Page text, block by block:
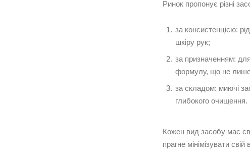
Ринок пропонує різні
за консистенцією:
шкіру рук;
за призначенням:
формулу, що не лише
за складом: миючі
глибокого очищення.
Кожен вид засобу має
прагне мінімізувати